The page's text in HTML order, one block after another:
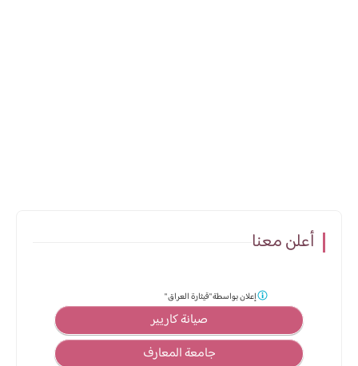
أعلن معنا
صيانة كاريير
جامعة المعارف
إعلان بواسطة"قيثارة العراق "